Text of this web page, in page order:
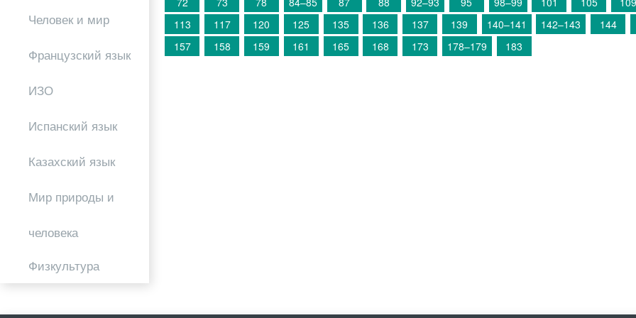
Человек и мир
Французский язык
ИЗО
Испанский язык
Казахский язык
Мир природы и
человека
Физкультура
113
117 120 125 135 136 137 139 140–141 142–143 144
157
158 159 161 165 168 173 178–179 183